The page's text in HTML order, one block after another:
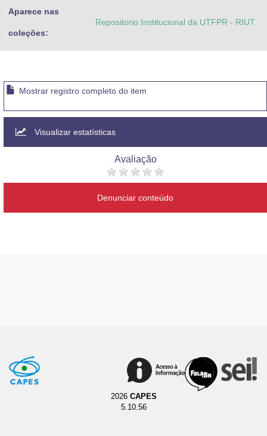
Aparece nas
coleções:
Repositorio Institucional da UTFPR - RIUT
Mostrar registro completo do item
Visualizar estatísticas
Avaliação
Denunciar conteúdo
2026 CAPES
5.10.56